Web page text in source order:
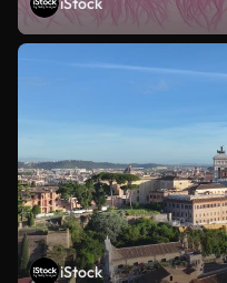
iStock